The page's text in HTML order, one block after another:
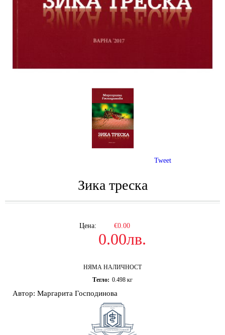
Зика треска
Цена: €0.00
0.00лв.
НЯМА НАЛИЧНОСТ
Тегло: 0.498 кг
Автор: Маргарита Господинова
Tweet